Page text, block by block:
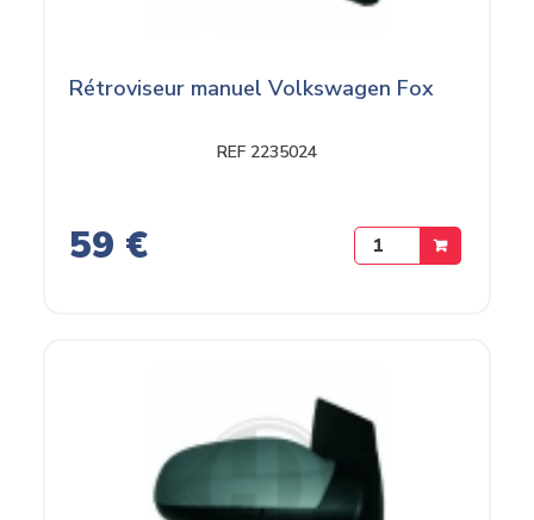
Rétroviseur manuel Volkswagen Fox
REF 2235024
59 €